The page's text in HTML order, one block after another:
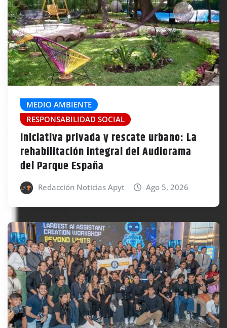
MEDIO AMBIENTE
RESPONSABILIDAD SOCIAL
Iniciativa privada y rescate urbano: La
rehabilitación integral del Audiorama
del Parque España
Redacción Noticias Apyt Ago 5, 2026